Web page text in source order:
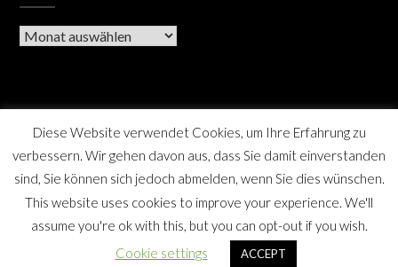
Berner Bote, die Monatszeitschrift für Farmsen-Berne
und Umgebung, SPD Distrikt Berne, Hamburg
Diese Website verwendet Cookies, um Ihre Erfahrung zu
verbessern. Wir gehen davon aus, dass Sie damit einverstanden
sind, Sie können sich jedoch abmelden, wenn Sie dies wünschen.
This website uses cookies to improve your experience. We'll
assume you're ok with this, but you can opt-out if you wish.
Cookie settings
ACCEPT